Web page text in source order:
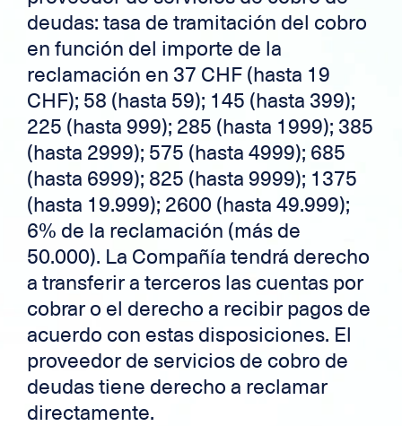
deudas: tasa de tramitación del cobro
en función del importe de la
reclamación en 37 CHF (hasta 19
CHF); 58 (hasta 59); 145 (hasta 399);
225 (hasta 999); 285 (hasta 1999); 385
(hasta 2999); 575 (hasta 4999); 685
(hasta 6999); 825 (hasta 9999); 1375
(hasta 19.999); 2600 (hasta 49.999);
6% de la reclamación (más de
50.000). La Compañía tendrá derecho
a transferir a terceros las cuentas por
cobrar o el derecho a recibir pagos de
acuerdo con estas disposiciones. El
proveedor de servicios de cobro de
deudas tiene derecho a reclamar
directamente.